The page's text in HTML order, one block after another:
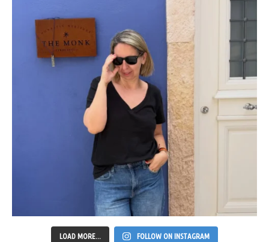
LOAD MORE... FOLLOW ON INSTAGRAM